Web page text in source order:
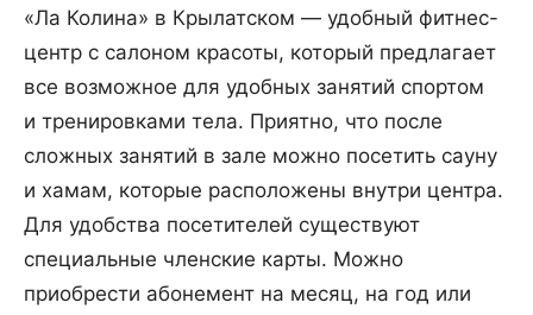
«Ла Колина» в Крылатском — удобный фитнес-
центр с салоном красоты, который предлагает
все возможное для удобных занятий спортом
и тренировками тела. Приятно, что после
сложных занятий в зале можно посетить сауну
и хамам, которые расположены внутри центра.
Для удобства посетителей существуют
специальные членские карты. Можно
приобрести абонемент на месяц, на год или